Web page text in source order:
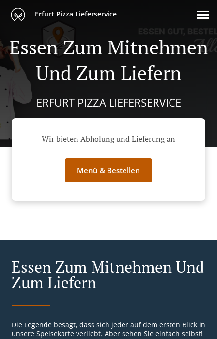
Erfurt Pizza Lieferservice
Essen Zum Mitnehmen
Und Zum Liefern
ERFURT PIZZA LIEFERSERVICE
Wir bieten Abholung und Lieferung an
Menü & Bestellen
Essen Zum Mitnehmen Und
Zum Liefern
Die Legende besagt, dass sich jeder auf dem ersten Blick in
unsere Speisekarte verliebt. Aber sehen Sie einfach selbst!